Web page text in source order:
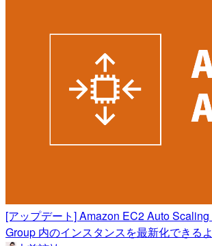
[アップデート] Amazon EC2 Auto
Group 内のインスタンスを最新化できる